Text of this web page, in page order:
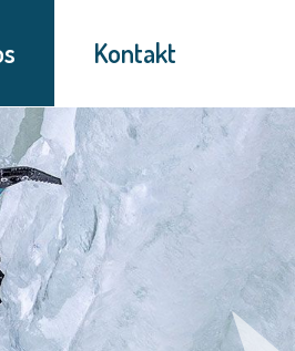
Kontakt